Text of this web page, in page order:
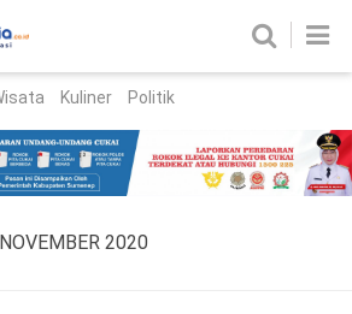
Kuliner Politik
2020